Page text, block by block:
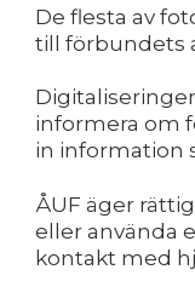
De flesta av
till förbundets
informera om
in information
ÅUF äger
eller använda
kontakt med